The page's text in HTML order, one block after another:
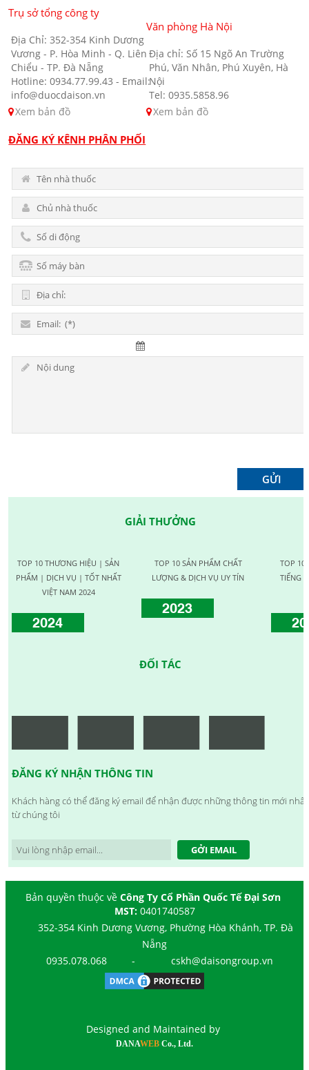
Trụ sở tổng công ty
Địa Chỉ: 352-354 Kinh Dương
Vương - P. Hòa Minh - Q. Liên
Chiểu - TP. Đà Nẵng
Hotline: 0934.77.99.43 - Email:
info@duocdaison.vn
Xem bản đồ
Văn phòng Hà Nội
Địa chỉ: Số 15 Ngõ An Trường
Phú, Văn Nhân, Phú Xuyên, Hà
Nội
Tel: 0935.5858.96
Xem bản đồ
ĐĂNG KÝ KÊNH PHÂN PHỐI
GIẢI THƯỞNG
TOP 10 THƯƠNG HIỆU | SẢN
PHẨM | DỊCH VỤ | TỐT NHẤT
VIỆT NAM 2024
2024
TOP 10 SẢN PHẨM CHẤT
LƯỢNG & DỊCH VỤ UY TÍN
2023
TOP 10
TIẾNG
ĐỐI TÁC
ĐĂNG KÝ NHẬN THÔNG TIN
Khách hàng có thể đăng ký email để nhận được những thông tin mới nhất
từ chúng tôi
GỞI EMAIL
Bản quyền thuộc về Công Ty Cổ Phần Quốc Tế Đại Sơn
MST: 0401740587
352-354 Kinh Dương Vương, Phường Hòa Khánh, TP. Đà
Nẵng
0935.078.068
- cskh@daisongroup.vn
Designed and Maintained by
DANAWEB Co., Ltd.